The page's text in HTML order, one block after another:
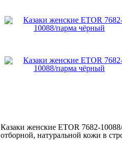
Казаки женские ETOR 7682-
отборной, натуральной кожи в